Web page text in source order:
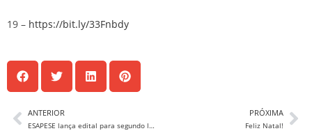
19 – https://bit.ly/33Fnbdy
ANTERIOR
ESAPESE lança edital para segundo livro, em parceria com o CEDEC
PRÓXIMA
Feliz Natal!